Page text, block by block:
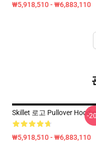
₩5,918,510 - ₩6,883,110
Skillet 로고 Pullover Hoodie
₩5,918,510 - ₩6,883,110
-